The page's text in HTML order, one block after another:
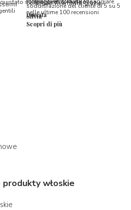
Donata
consiglio vivamente, grazie.
Silvia
soddisfazione del cliente di 5 su 5
nelle ultime 100 recensioni
Scopri di più
su Spaghetti & Mandolino
włoskie